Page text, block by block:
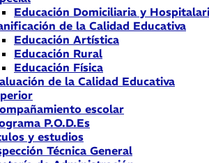
Educación Domiciliaria y
de la Calidad Educativa
Educación Artística
Educación Rural
Educación Física
de la Calidad Educativa
escolar
P.O.D.Es
y estudios
Técnica General